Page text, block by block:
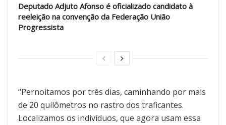
Deputado Adjuto Afonso é oficializado candidato à
reeleição na convenção da Federação União
Progressista
“Pernoitamos por três dias, caminhando por mais
de 20 quilômetros no rastro dos traficantes.
Localizamos os indivíduos, que agora usam essa